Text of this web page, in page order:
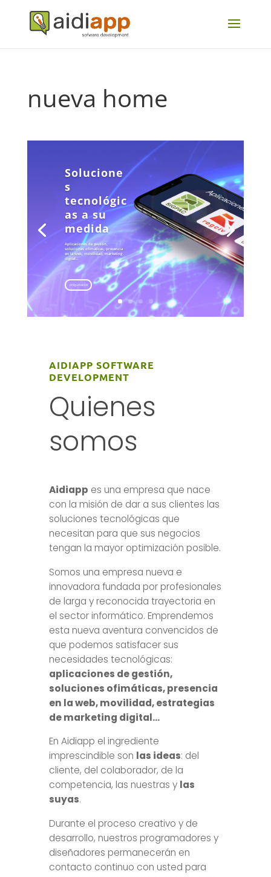
nueva home
Solucione
s
tecnológic
as a su
medida
Aplicaciones de gestión,
soluciones ofimáticas, presencia
en la web, movilidad, marketing
digital…
pregúntanos
AIDIAPP SOFTWARE
DEVELOPMENT
Quienes
somos
Aidiapp es una empresa que nace
con la misión de dar a sus clientes las
soluciones tecnológicas que
necesitan para que sus negocios
tengan la mayor optimización posible.
Somos una empresa nueva e
innovadora fundada por profesionales
de larga y reconocida trayectoria en
el sector informático. Emprendemos
esta nueva aventura convencidos de
que podemos satisfacer sus
necesidades tecnológicas:
aplicaciones de gestión,
soluciones ofimáticas, presencia
en la web, movilidad, estrategias
de marketing digital…
En Aidiapp el ingrediente
imprescindible son las ideas: del
cliente, del colaborador, de la
competencia, las nuestras y las
suyas.
Durante el proceso creativo y de
desarrollo, nuestros programadores y
diseñadores permanecerán en
contacto continuo con usted para